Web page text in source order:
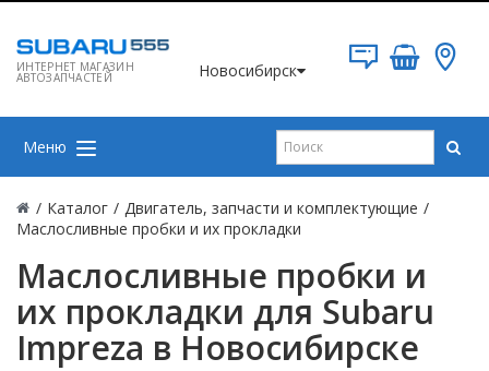
ИНТЕРНЕТ МАГАЗИН
АВТОЗАПЧАСТЕЙ Новосибирск
Меню
/ Каталог / Двигатель, запчасти и комплектующие /
Маслосливные пробки и их прокладки
Маслосливные пробки и
их прокладки для Subaru
Impreza в Новосибирске